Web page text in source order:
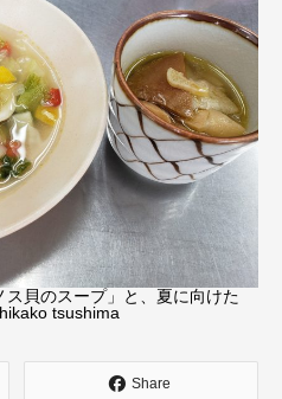
貝のスープ」と、夏に向けた
tsushima
Share